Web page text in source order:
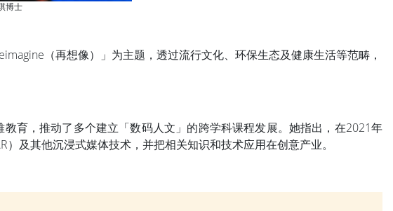
博士
（再想像）」为主题，透过流行文化、环保生态及健康生活等范畴，
育，推动了多个建立「数码人文」的跨学科课程发展。她指出，在2021年
及其他沉浸式媒体技术，并把相关知识和技术应用在创意产业。